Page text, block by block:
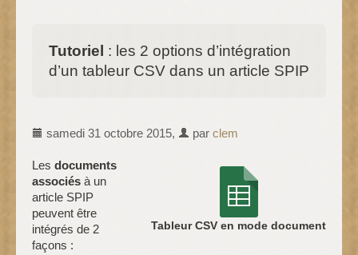
Tutoriel : les 2 options d’intégration
d’un tableur CSV dans un article SPIP
samedi 31 octobre 2015, par clem
Tableur CSV en mode document
Les documents
associés à un
article SPIP
peuvent être
intégrés de 2
façons :